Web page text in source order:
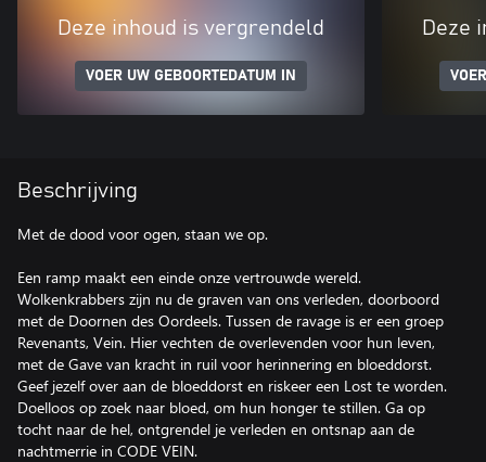
Deze inhoud is vergrendeld
VOER UW GEBOORTEDATUM IN
Deze
Beschrijving
Met de dood voor ogen, staan we op.
Een ramp maakt een einde onze vertrouwde wereld.
Wolkenkrabbers zijn nu de graven van ons verleden, doorboord
met de Doornen des Oordeels. Tussen de ravage is er een groep
Revenants, Vein. Hier vechten de overlevenden voor hun leven,
met de Gave van kracht in ruil voor herinnering en bloeddorst.
Geef jezelf over aan de bloeddorst en riskeer een Lost te worden.
Doelloos op zoek naar bloed, om hun honger te stillen. Ga op
tocht naar de hel, ontgrendel je verleden en ontsnap aan de
nachtmerrie in CODE VEIN.